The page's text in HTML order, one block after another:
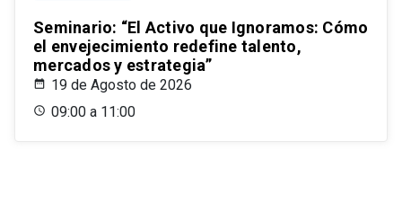
Seminario: “El Activo que Ignoramos: Cómo
el envejecimiento redefine talento,
mercados y estrategia”
19 de Agosto de 2026
09:00 a 11:00